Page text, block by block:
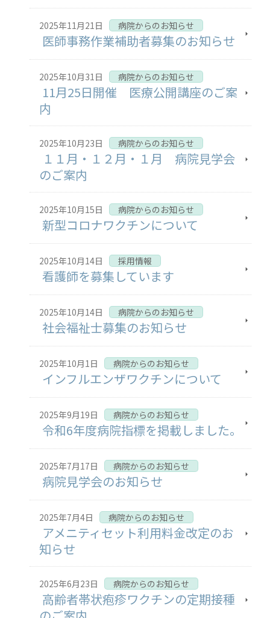
医師事務作業補助者募集のお知らせ
2025年11月21日 病院からのお知らせ
11月25日開催 医療公開講座のご案
内
2025年10月31日 病院からのお知らせ
１１月・１２月・１月 病院見学会
のご案内
2025年10月23日 病院からのお知らせ
新型コロナワクチンについて
2025年10月15日 病院からのお知らせ
看護師を募集しています
2025年10月14日 採用情報
社会福祉士募集のお知らせ
2025年10月14日 病院からのお知らせ
インフルエンザワクチンについて
2025年10月1日 病院からのお知らせ
令和6年度病院指標を掲載しました。
2025年9月19日 病院からのお知らせ
病院見学会のお知らせ
2025年7月17日 病院からのお知らせ
アメニティセット利用料金改定のお
知らせ
2025年7月4日 病院からのお知らせ
高齢者帯状疱疹ワクチンの定期接種
2025年6月23日 病院からのお知らせ